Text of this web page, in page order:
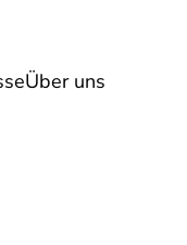
Über uns
Verträge